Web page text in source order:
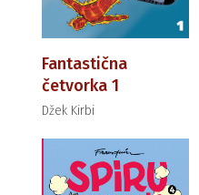
Fantastična
četvorka 1
Džek Kirbi